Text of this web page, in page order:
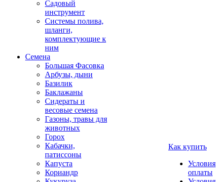
Садовый
инструмент
Системы полива,
шланги,
комплектующие к
ним
Семена
Большая Фасовка
Арбузы, дыни
Базилик
Баклажаны
Сидераты и
весовые семена
Газоны, травы для
животных
Горох
Кабачки,
патиссоны
Капуста
Кориандр
Как купить
Условия
оплаты